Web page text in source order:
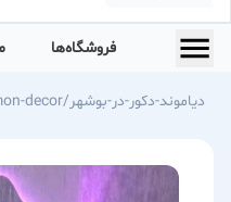
فروشگاه‌ها
https://chechilas.com/diamon-decor/دیاموند-دکور-در-بوشهر